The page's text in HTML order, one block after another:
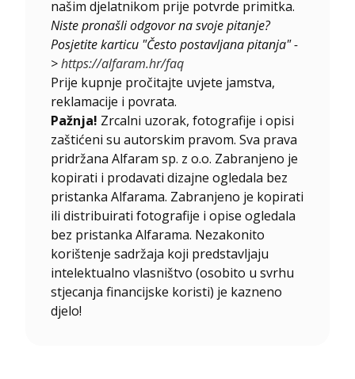
našim djelatnikom prije potvrde primitka.
Niste pronašli odgovor na svoje pitanje?
Posjetite karticu "Često postavljana pitanja" -
>https://alfaram.hr/faq
Prije kupnje pročitajte uvjete jamstva,
reklamacije i povrata.
Pažnja! Zrcalni uzorak, fotografije i opisi
zaštićeni su autorskim pravom. Sva prava
pridržana Alfaram sp. z o.o. Zabranjeno je
kopirati i prodavati dizajne ogledala bez
pristanka Alfarama. Zabranjeno je kopirati
ili distribuirati fotografije i opise ogledala
bez pristanka Alfarama. Nezakonito
korištenje sadržaja koji predstavljaju
intelektualno vlasništvo (osobito u svrhu
stjecanja financijske koristi) je kazneno
djelo!